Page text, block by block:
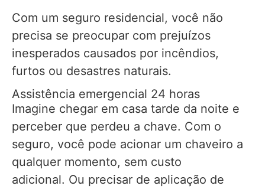
Com um seguro residencial, você não
precisa se preocupar com prejuízos
inesperados causados por incêndios,
furtos ou desastres naturais.
Assistência emergencial 24 horas
Imagine chegar em casa tarde da noite e
perceber que perdeu a chave. Com o
seguro, você pode acionar um chaveiro a
qualquer momento, sem custo
adicional. Ou precisar de aplicação de